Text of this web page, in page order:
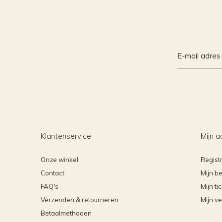
Klantenservice
Onze winkel
Contact
FAQ's
Verzenden & retourneren
Betaalmethoden
Mijn
Mijn
Mijn
Mijn